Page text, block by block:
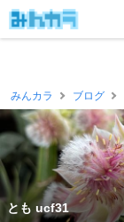
みんカラ ブログ
とも ucf31